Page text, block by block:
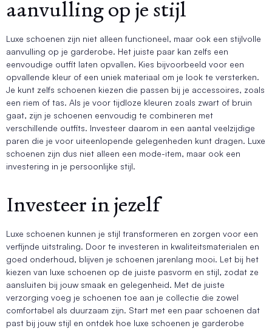
aanvulling op je stijl
Luxe schoenen zijn niet alleen functioneel, maar ook een stijlvolle
aanvulling op je garderobe. Het juiste paar kan zelfs een
eenvoudige outfit laten opvallen. Kies bijvoorbeeld voor een
opvallende kleur of een uniek materiaal om je look te versterken.
Je kunt zelfs schoenen kiezen die passen bij je accessoires, zoals
een riem of tas. Als je voor tijdloze kleuren zoals zwart of bruin
gaat, zijn je schoenen eenvoudig te combineren met
verschillende outfits. Investeer daarom in een aantal veelzijdige
paren die je voor uiteenlopende gelegenheden kunt dragen. Luxe
schoenen zijn dus niet alleen een mode-item, maar ook een
investering in je persoonlijke stijl.
Investeer in jezelf
Luxe schoenen kunnen je stijl transformeren en zorgen voor een
verfijnde uitstraling. Door te investeren in kwaliteitsmaterialen en
goed onderhoud, blijven je schoenen jarenlang mooi. Let bij het
kiezen van luxe schoenen op de juiste pasvorm en stijl, zodat ze
aansluiten bij jouw smaak en gelegenheid. Met de juiste
verzorging voeg je schoenen toe aan je collectie die zowel
comfortabel als duurzaam zijn. Start met een paar schoenen dat
past bij jouw stijl en ontdek hoe luxe schoenen je garderobe